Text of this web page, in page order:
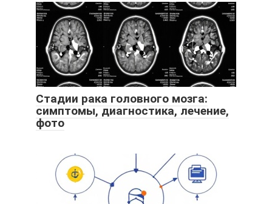
Стадии рака головного мозга:
симптомы, диагностика, лечение,
фото